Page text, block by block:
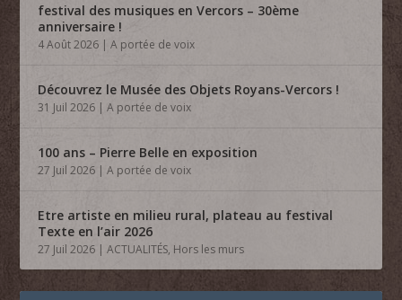
festival des musiques en Vercors – 30ème
anniversaire !
4 Août 2026 |A portée de voix
Découvrez le Musée des Objets Royans-Vercors !
31 Juil 2026 |A portée de voix
100 ans – Pierre Belle en exposition
27 Juil 2026 |A portée de voix
Etre artiste en milieu rural, plateau au festival
Texte en l’air 2026
27 Juil 2026 |ACTUALITÉS, Hors les murs